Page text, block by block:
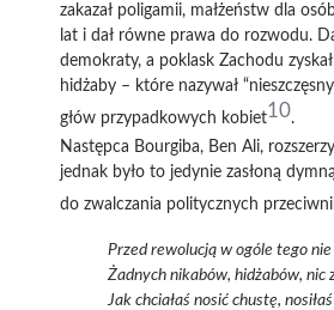
zakazał poligamii, małżeństw dla
lat i dał równe prawa do rozwodu.
demokraty, a poklask Zachodu
hidżaby – które nazywał
głów przypadkowych kobiet10.
Następca Bourgiba, Ben Ali,
jednak było to jedynie zasłoną
do zwalczania politycznych
Przed rewolucją w ogóle tego nie
Żadnych nikabów, hidżabów, nic
Jak chciałaś nosić chustę,